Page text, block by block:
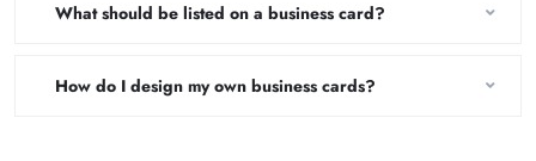
What should be listed on a business card?
How do I design my own business cards?